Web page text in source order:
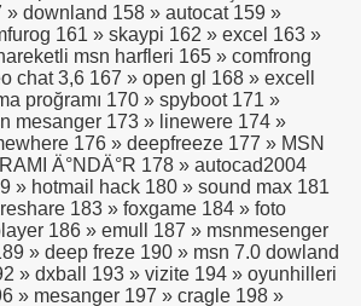
» downland 158 » autocat 159 »
161 » skaypi 162 » excel 163 »
msn harfleri 165 » comfrong
chat 3,6 167 » open gl 168 » excell
proğramı 170 » spyboot 171 »
mesanger 173 » linewere 174 »
176 » deepfreeze 177 » MSN
Ä°NDÄ°R 178 » autocad2004
» hotmail hack 180 » sound max 181
183 » foxgame 184 » foto
186 » emull 187 » msnmesenger
» deep freze 190 » msn 7.0 dowland
» dxball 193 » vizite 194 » oyunhilleri
» mesanger 197 » cragle 198 »